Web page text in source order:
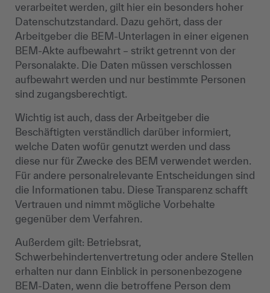
verarbeitet werden, gilt hier ein besonders hoher
Datenschutzstandard. Dazu gehört, dass der
Arbeitgeber die BEM-Unterlagen in einer eigenen
BEM-Akte aufbewahrt – strikt getrennt von der
Personalakte. Die Daten müssen verschlossen
aufbewahrt werden und nur bestimmte Personen
sind zugangsberechtigt.
Wichtig ist auch, dass der Arbeitgeber die
Beschäftigten verständlich darüber informiert,
welche Daten wofür genutzt werden und dass
diese nur für Zwecke des BEM verwendet werden.
Für andere personalrelevante Entscheidungen sind
die Informationen tabu. Diese Transparenz schafft
Vertrauen und nimmt mögliche Vorbehalte
gegenüber dem Verfahren.
Außerdem gilt: Betriebsrat,
Schwerbehindertenvertretung oder andere Stellen
erhalten nur dann Einblick in personenbezogene
BEM‑Daten, wenn die betroffene Person dem